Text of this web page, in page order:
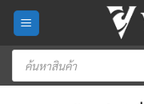
Skip
content
Products
search